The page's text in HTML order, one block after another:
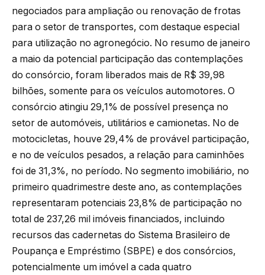
negociados para ampliação ou renovação de frotas
para o setor de transportes, com destaque especial
para utilização no agronegócio. No resumo de janeiro
a maio da potencial participação das contemplações
do consórcio, foram liberados mais de R$ 39,98
bilhões, somente para os veículos automotores. O
consórcio atingiu 29,1% de possível presença no
setor de automóveis, utilitários e camionetas. No de
motocicletas, houve 29,4% de provável participação,
e no de veículos pesados, a relação para caminhões
foi de 31,3%, no período. No segmento imobiliário, no
primeiro quadrimestre deste ano, as contemplações
representaram potenciais 23,8% de participação no
total de 237,26 mil imóveis financiados, incluindo
recursos das cadernetas do Sistema Brasileiro de
Poupança e Empréstimo (SBPE) e dos consórcios,
potencialmente um imóvel a cada quatro